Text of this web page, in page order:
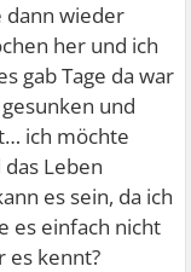
dann wieder
her und ich
gab Tage da war
und
ich möchte
Leben
es sein, da ich
es einfach nicht
es kennt?